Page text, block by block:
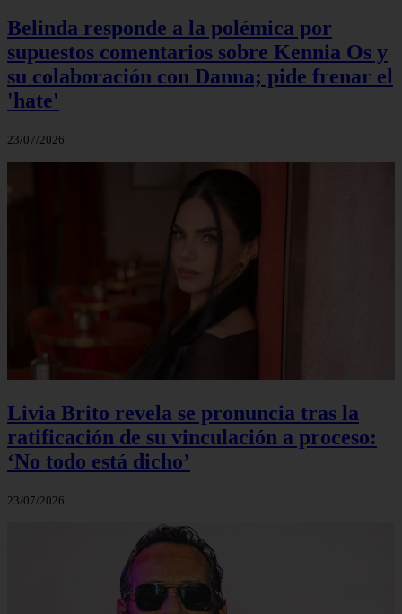
Belinda responde a la polémica por
supuestos comentarios sobre Kennia Os y
su colaboración con Danna; pide frenar el
'hate'
23/07/2026
Livia Brito revela se pronuncia tras la
ratificación de su vinculación a proceso:
‘No todo está dicho’
23/07/2026